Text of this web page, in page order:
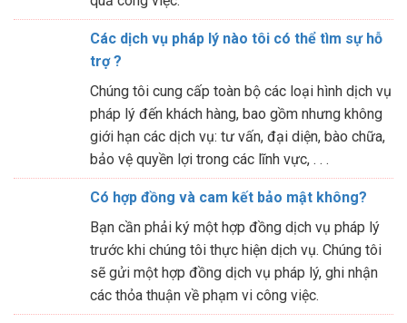
Các dịch vụ pháp lý nào tôi có thể tìm sự hỗ
trợ ?
Chúng tôi cung cấp toàn bộ các loại hình dịch vụ
pháp lý đến khách hàng, bao gồm nhưng không
giới hạn các dịch vụ: tư vấn, đại diện, bào chữa,
bảo vệ quyền lợi trong các lĩnh vực, . . .
Có hợp đồng và cam kết bảo mật không?
Bạn cần phải ký một hợp đồng dịch vụ pháp lý
trước khi chúng tôi thực hiện dịch vụ. Chúng tôi
sẽ gửi một hợp đồng dịch vụ pháp lý, ghi nhận
các thỏa thuận về phạm vi công việc.